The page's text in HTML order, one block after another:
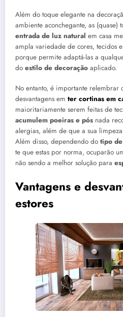
Além do toque elegante na
ambiente aconchegante, as (quase)
entrada de luz natural em casa
ampla variedade de cores, tecidos
porque permite adaptá-las a
do estilo de decoração aplicado.
No entanto, é importante relembrar
desvantagens em ter cortinas em
maioritariamente serem feitas de
acumulem poeiras e pós nada
alergias, além de que a sua
Além disso, dependendo do tipo
te que estas por norma, ocuparão
não sendo a melhor solução para
Vantagens e
estores